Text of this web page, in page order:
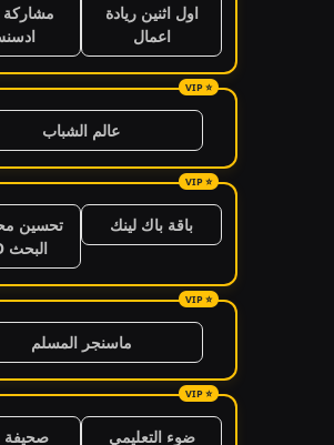
اول اثنين ريادة
اعمال
مشاركة
عالم الشباب
باقة باك لينك
تحسين
البحث SEO
ماسنجر المسلم
ضوء التعليمي صحيفة